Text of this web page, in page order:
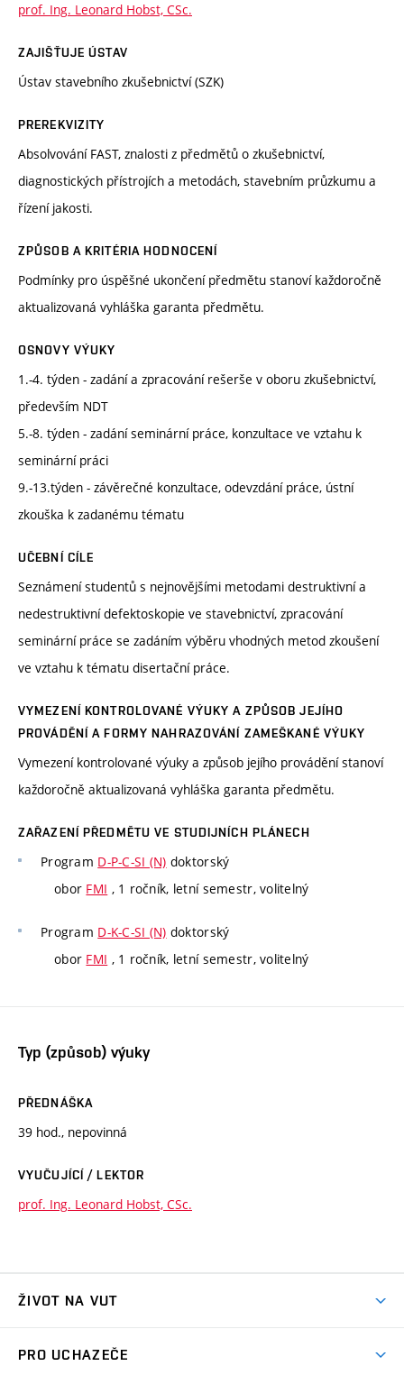
prof. Ing. Leonard Hobst, CSc.
ZAJIŠŤUJE ÚSTAV
Ústav stavebního zkušebnictví (SZK)
PREREKVIZITY
Absolvování FAST, znalosti z předmětů o zkušebnictví,
diagnostických přístrojích a metodách, stavebním průzkumu a
řízení jakosti.
ZPŮSOB A KRITÉRIA HODNOCENÍ
Podmínky pro úspěšné ukončení předmětu stanoví každoročně
aktualizovaná vyhláška garanta předmětu.
OSNOVY VÝUKY
1.-4. týden - zadání a zpracování rešerše v oboru zkušebnictví,
především NDT
5.-8. týden - zadání seminární práce, konzultace ve vztahu k
seminární práci
9.-13.týden - závěrečné konzultace, odevzdání práce, ústní
zkouška k zadanému tématu
UČEBNÍ CÍLE
Seznámení studentů s nejnovějšími metodami destruktivní a
nedestruktivní defektoskopie ve stavebnictví, zpracování
seminární práce se zadáním výběru vhodných metod zkoušení
ve vztahu k tématu disertační práce.
VYMEZENÍ KONTROLOVANÉ VÝUKY A ZPŮSOB JEJÍHO
PROVÁDĚNÍ A FORMY NAHRAZOVÁNÍ ZAMEŠKANÉ VÝUKY
Vymezení kontrolované výuky a způsob jejího provádění stanoví
každoročně aktualizovaná vyhláška garanta předmětu.
ZAŘAZENÍ PŘEDMĚTU VE STUDIJNÍCH PLÁNECH
Program D-P-C-SI (N) doktorský
obor FMI , 1 ročník, letní semestr, volitelný
Program D-K-C-SI (N) doktorský
obor FMI , 1 ročník, letní semestr, volitelný
Typ (způsob) výuky
PŘEDNÁŠKA
39 hod., nepovinná
VYUČUJÍCÍ / LEKTOR
prof. Ing. Leonard Hobst, CSc.
ŽIVOT NA VUT
PRO UCHAZEČE